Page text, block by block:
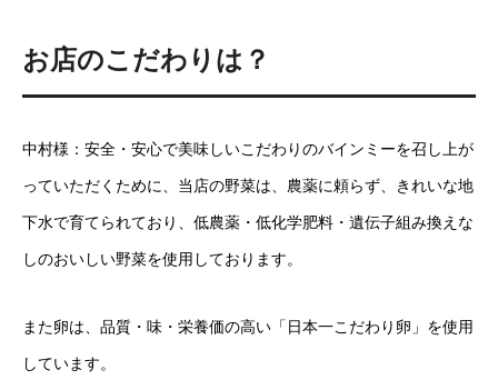
お店のこだわりは？
中村様：安全・安心で美味しいこだわりのバインミーを召し上が
っていただくために、当店の野菜は、農薬に頼らず、きれいな地
下水で育てられており、低農薬・低化学肥料・遺伝子組み換えな
しのおいしい野菜を使用しております。
また卵は、品質・味・栄養価の高い「日本一こだわり卵」を使用
しています。